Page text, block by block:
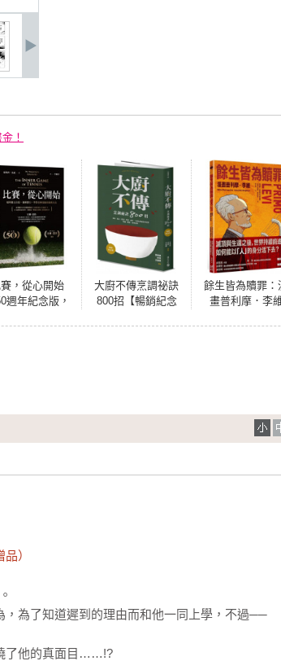
！
賽，從心開始
週年紀念版，
大廚不傳烹調祕訣
800招【暢銷紀念
餘生皆為贖罪：
畫普利摩．李
）
，為了知道遲到的理由而和他一同上學，不過──
了他的真面目……!?